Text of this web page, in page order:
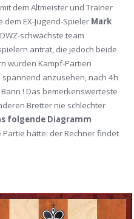
dem Altmeister und Trainer
dem EX-Jugend-Spieler Mark
schwächste team
antrat, die jedoch beide
wurden Kampf-Partien
anzusehen, nach 4h
! Das bemerkenswerteste
Bretter nie schlechter
folgende Diagramm
Partie hatte: der Rechner findet